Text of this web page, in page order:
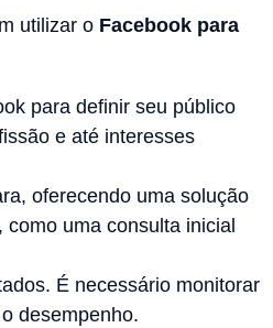
utilizar o Facebook para
para definir seu público
e até interesses
oferecendo uma solução
uma consulta inicial
É necessário monitorar
desempenho.